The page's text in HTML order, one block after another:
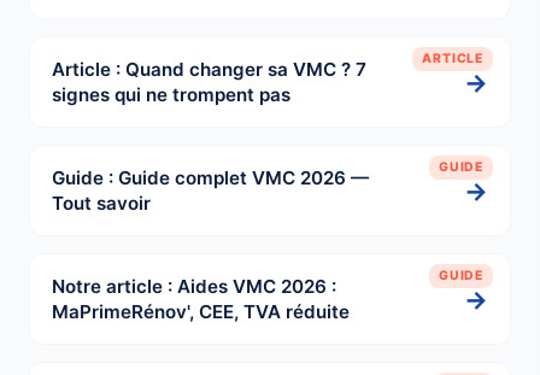
ARTICLE
Article : Quand changer sa VMC ? 7
signes qui ne trompent pas
→
GUIDE
Guide : Guide complet VMC 2026 —
Tout savoir
→
GUIDE
Notre article : Aides VMC 2026 :
MaPrimeRénov', CEE, TVA réduite
→